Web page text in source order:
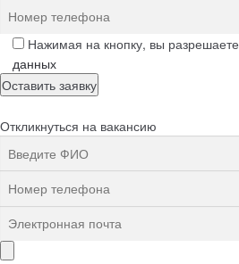
Нажимая на кнопку, вы разрешаете
данных
Откликнуться на вакансию